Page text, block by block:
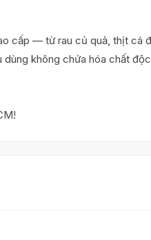
cấp — từ rau củ quả, thịt
không chứa hóa chất